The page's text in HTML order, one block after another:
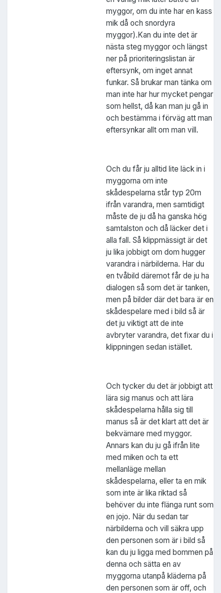
myggor, om du inte har en kass
mik då och snordyra
myggor).Kan du inte det är
nästa steg myggor och längst
ner på prioriteringslistan är
eftersynk, om inget annat
funkar. Så brukar man tänka om
man inte har hur mycket pengar
som hellst, då kan man ju gå in
och bestämma i förväg att man
eftersynkar allt om man vill.
Och du får ju alltid lite läck in i
myggorna om inte
skådespelarna står typ 20m
ifrån varandra, men samtidigt
måste de ju då ha ganska hög
samtalston och då läcker det i
alla fall. Så klippmässigt är det
ju lika jobbigt om dom hugger
varandra i närbilderna. Har du
en tvåbild däremot får de ju ha
dialogen så som det är tanken,
men på bilder där det bara är en
skådespelare med i bild så är
det ju viktigt att de inte
avbryter varandra, det fixar du i
klippningen sedan istället.
Och tycker du det är jobbigt att
lära sig manus och att lära
skådespelarna hålla sig till
manus så är det klart att det är
bekvämare med myggor.
Annars kan du ju gå ifrån lite
med miken och ta ett
mellanläge mellan
skådespelarna, eller ta en mik
som inte är lika riktad så
behöver du inte flänga runt som
en jojo. När du sedan tar
närbilderna och vill säkra upp
den personen som är i bild så
kan du ju ligga med bommen på
denna och sätta en av
myggorna utanpå kläderna på
den personen som är off, och